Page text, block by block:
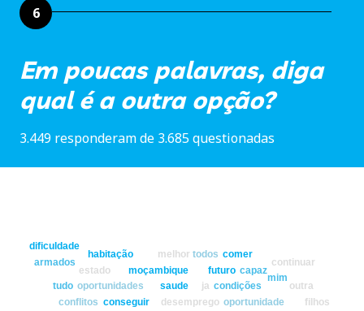
6
Em poucas palavras, diga
qual é a outra opção?
3.449 responderam de 3.685 questionadas
conseguir desemprego oportunidade
oportunidades saude condições
conflitos
estado
mim
moçambique futuro
ja
capaz
outra
continuar
armados
habitação melhor todos
tudo
comer
filhos
dificuldade